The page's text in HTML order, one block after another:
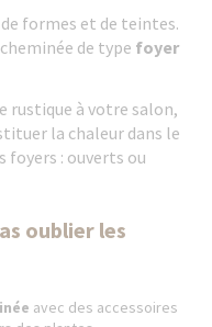
formes et de teintes.
de type foyer
rustique à votre salon,
la chaleur dans le
foyers : ouverts ou
oublier les
avec des accessoires